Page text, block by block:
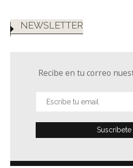
NEWSLETTER
Recibe en tu correo